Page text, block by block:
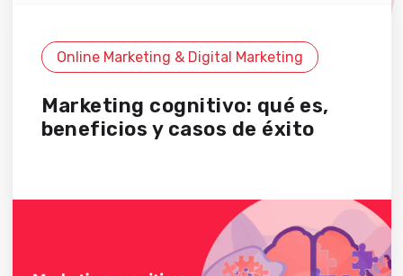
Online Marketing & Digital Marketing
Marketing cognitivo: qué es,
beneficios y casos de éxito